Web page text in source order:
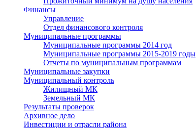
Финансы
Управление
Отдел финансового контроля
Муниципальные программы
Муниципальные программы 2014 год
Муниципальные программы 2015-2019 годы
Отчеты по муниципальным программам
Муниципальные закупки
Муниципальный контроль
Жилищный МК
Земельный МК
Результаты проверок
Архивное дело
Инвестиции и отрасли района